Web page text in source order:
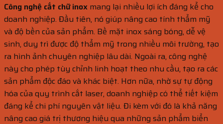
Công nghệ cắt chữ inox mang lại nhiều lợi ích đáng kể cho
doanh nghiệp. Đầu tiên, nó giúp nâng cao tính thẩm mỹ
và độ bền của sản phẩm. Bề mặt inox sáng bóng, dễ vệ
sinh, duy trì được độ thẩm mỹ trong nhiều môi trường, tạo
ra hình ảnh chuyên nghiệp lâu dài. Ngoài ra, công nghệ
này cho phép tùy chỉnh linh hoạt theo nhu cầu, tạo ra các
sản phẩm độc đáo và khác biệt. Hơn nữa, nhờ sự tự động
hóa của quy trình cắt laser, doanh nghiệp có thể tiết kiệm
đáng kể chi phí nguyên vật liệu. Đi kèm với đó là khả năng
nâng cao giá trị thương hiệu qua những sản phẩm biển